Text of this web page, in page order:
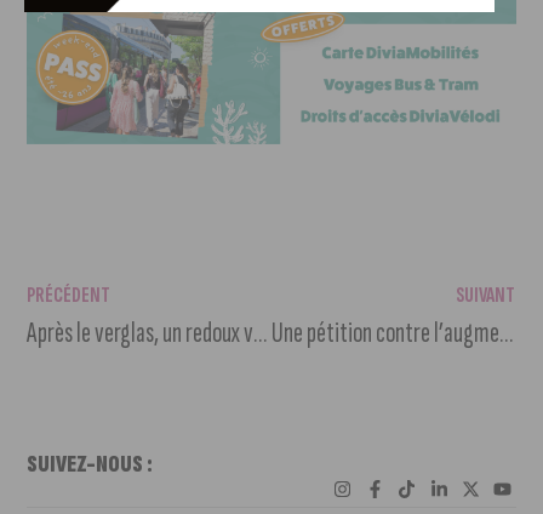
PRÉCÉDENT
Après le verglas, un redoux va s’amorcer pour le week-end
SUIVANT
Une pétition contre l’augmentation des indemnités des conseillers régionaux de la région Bourgogne-Franche-Comté
SUIVEZ-NOUS :